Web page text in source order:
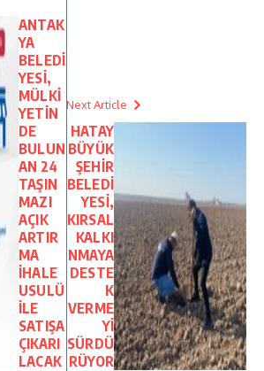
ANTAK
YA
BELEDİ
YESİ,
MÜLKİ
YETİN
DE
BULUN
AN 24
TAŞIN
MAZI
AÇIK
ARTIR
MA
İHALE
USULÜ
İLE
SATIŞA
ÇIKARI
LACAK
Next Article
HATAY
BÜYÜK
ŞEHİR
BELEDİ
YESİ,
KIRSAL
KALKI
NMAYA
DESTE
K
VERME
Yİ
SÜRDÜ
RÜYOR